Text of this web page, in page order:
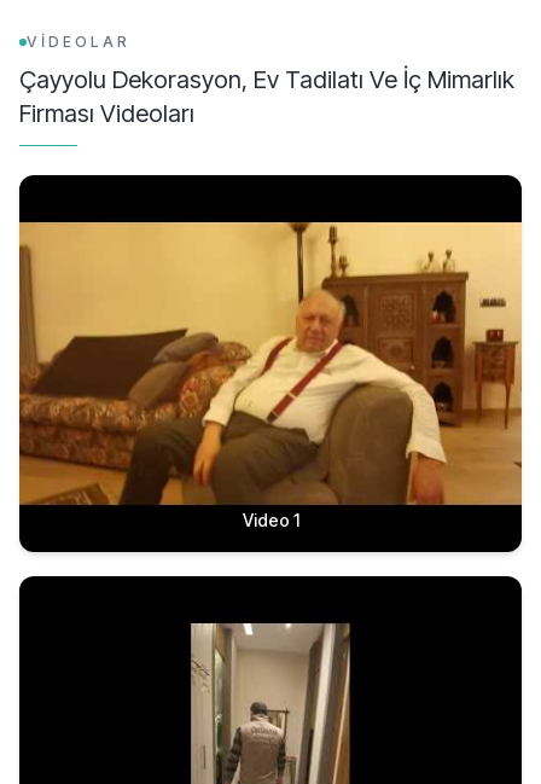
VİDEOLAR
Çayyolu Dekorasyon, Ev Tadilatı Ve İç Mimarlık
Firması Videoları
Video 1